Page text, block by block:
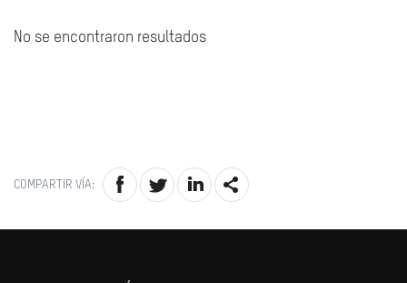
No se encontraron resultados
COMPARTIR VÍA: